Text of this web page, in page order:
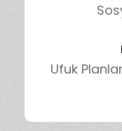
Ufuk